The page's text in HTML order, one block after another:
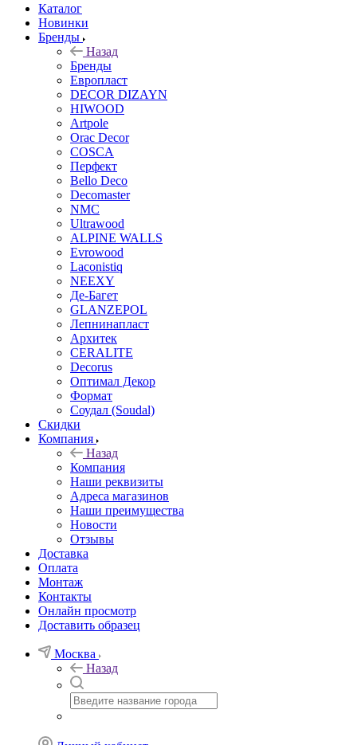
Каталог
Новинки
Бренды
Назад
Бренды
Европласт
DECOR DIZAYN
HIWOOD
Artpole
Orac Decor
COSCA
Перфект
Bello Deco
Decomaster
NMС
Ultrawood
ALPINE WALLS
Evrowood
Laconistiq
NEEXY
Де-Багет
GLANZEPOL
Лепнинапласт
Архитек
CERALITE
Decorus
Оптимал Декор
Формат
Соудал (Soudal)
Скидки
Компания
Назад
Компания
Наши реквизиты
Адреса магазинов
Наши преимущества
Новости
Отзывы
Доставка
Оплата
Монтаж
Контакты
Онлайн просмотр
Доставить образец
Москва
Назад